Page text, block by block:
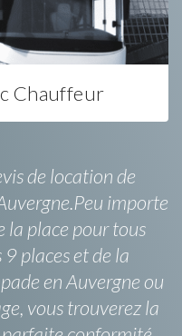
Chauffeur
de location de
importe
la place pour tous
places et de la
en Auvergne ou
vous trouverez la